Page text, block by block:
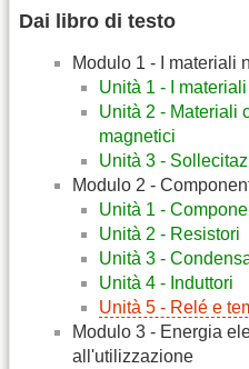
Dai libro di testo
Modulo 1 - I materiali
Unità 1 - I
Unità 2 - Materiali
magnetici
Unità 3 -
Modulo 2 -
Unità 1 -
Unità 2 - Resistori
Unità 3 -
Unità 4 - Induttori
Unità 5 - Relé e
Modulo 3 - Energia
all'utilizzazione